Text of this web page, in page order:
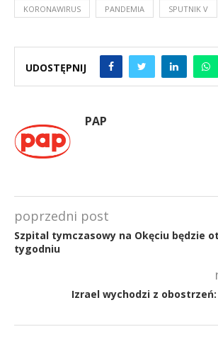
KORONAWIRUS PANDEMIA SPUTNIK V
UDOSTĘPNIJ
PAP
poprzedni post
Szpital tymczasowy na Okęciu będzie
tygodniu
Izrael wychodzi z